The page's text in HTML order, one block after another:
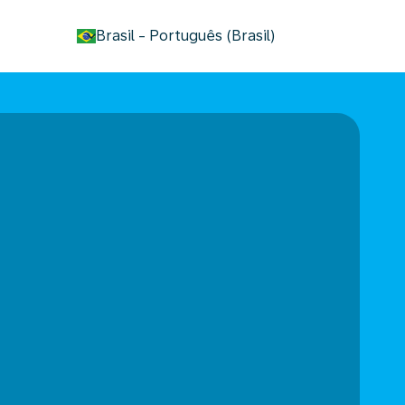
Brasil - Português (Brasil)
keyboard_arrow_down